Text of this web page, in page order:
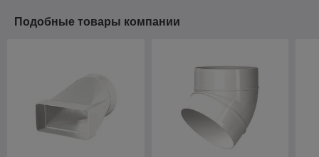
Подобные товары компании